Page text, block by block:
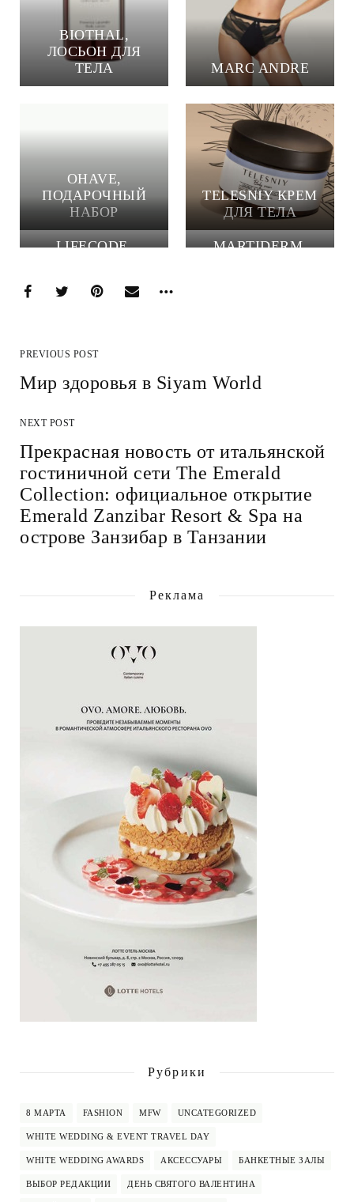
BIOTHAL,
ЛОСЬОН ДЛЯ
ТЕЛА
MARC ANDRE
OHAVE,
ПОДАРОЧНЫЙ
НАБОР
TELESNIY КРЕМ
ДЛЯ ТЕЛА
LIFECODE,
MARTIDERM,
PREVIOUS POST
Мир здоровья в Siyam World
NEXT POST
Прекрасная новость от итальянской
гостиничной сети The Emerald
Collection: официальное открытие
Emerald Zanzibar Resort & Spa на
острове Занзибар в Танзании
Реклама
Рубрики
8 МАРТА FASHION MFW UNCATEGORIZED
WHITE WEDDING & EVENT TRAVEL DAY
WHITE WEDDING AWARDS АКСЕССУАРЫ БАНКЕТНЫЕ ЗАЛЫ
ВЫБОР РЕДАКЦИИ ДЕНЬ СВЯТОГО ВАЛЕНТИНА